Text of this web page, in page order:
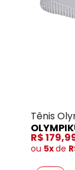
Tênis
R$
ou 5xde